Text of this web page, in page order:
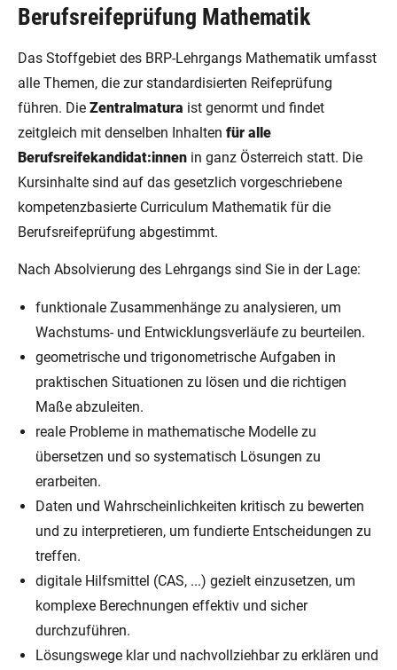
Berufsreifeprüfung Mathematik
Das Stoffgebiet des BRP-Lehrgangs Mathematik umfasst
alle Themen, die zur standardisierten Reifeprüfung
führen. Die Zentralmatura ist genormt und findet
zeitgleich mit denselben Inhalten für alle
Berufsreifekandidat:innen in ganz Österreich statt. Die
Kursinhalte sind auf das gesetzlich vorgeschriebene
kompetenzbasierte Curriculum Mathematik für die
Berufsreifeprüfung abgestimmt.
Nach Absolvierung des Lehrgangs sind Sie in der Lage:
funktionale Zusammenhänge zu analysieren, um
Wachstums- und Entwicklungsverläufe zu beurteilen.
geometrische und trigonometrische Aufgaben in
praktischen Situationen zu lösen und die richtigen
Maße abzuleiten.
reale Probleme in mathematische Modelle zu
übersetzen und so systematisch Lösungen zu
erarbeiten.
Daten und Wahrscheinlichkeiten kritisch zu bewerten
und zu interpretieren, um fundierte Entscheidungen zu
treffen.
digitale Hilfsmittel (CAS, ...) gezielt einzusetzen, um
komplexe Berechnungen effektiv und sicher
durchzuführen.
Lösungswege klar und nachvollziehbar zu erklären und